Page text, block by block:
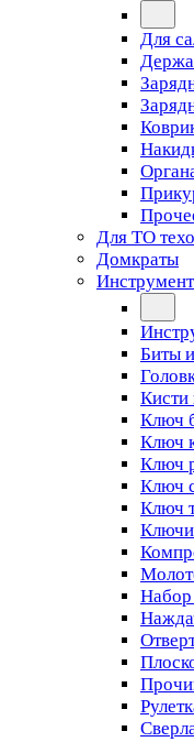
Для
Для ТО
Домкраты
Инструмент
Биты
Кисти
Ключ
Ключ
Ключ
Ключ
Ключ
Ключи
Набор